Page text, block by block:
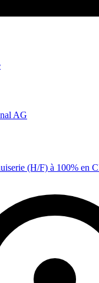
AG
(H/F) à 100% en